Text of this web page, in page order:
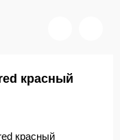
красный